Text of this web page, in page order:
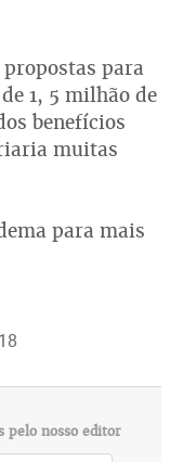
para
1, 5 milhão de
benefícios
muitas
para mais
pelo nosso editor